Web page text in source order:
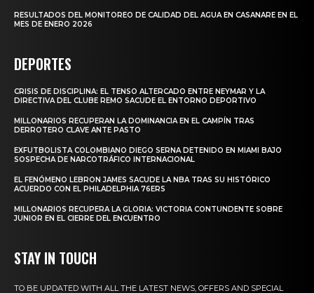
RESULTADOS DEL MONITOREO DE CALIDAD DEL AGUA EN CASANARE EN EL
MES DE ENERO 2026
DEPORTES
CRISIS DE DISCIPLINA: EL TENSO ALTERCADO ENTRE NEYMAR Y LA
DIRECTIVA DEL CLUBE REMO SACUDE EL ENTORNO DEPORTIVO
MILLONARIOS RECUPERAN LA DOMINANCIA EN EL CAMPÍN TRAS
DERROTERO CLAVE ANTE PASTO
EXFUTBOLISTA COLOMBIANO DIEGO SERNA DETENIDO EN MIAMI BAJO
SOSPECHA DE NARCOTRÁFICO INTERNACIONAL
EL FENÓMENO LEBRON JAMES SACUDE LA NBA TRAS SU HISTÓRICO
ACUERDO CON EL PHILADELPHIA 76ERS
MILLONARIOS RECUPERA LA GLORIA: VICTORIA CONTUNDENTE SOBRE
JUNIOR EN EL CIERRE DEL ENCUENTRO
STAY IN TOUCH
TO BE UPDATED WITH ALL THE LATEST NEWS, OFFERS AND SPECIAL